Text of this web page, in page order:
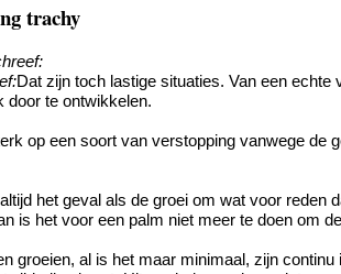
trachy
Dat zijn toch lastige situaties. Van een
door te ontwikkelen.
op een soort van verstopping vanwege de
het geval als de groei om wat voor
is het voor een palm niet meer te doen om
groeien, al is het maar minimaal, zijn